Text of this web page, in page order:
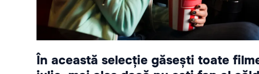
În această selecție găsești toate